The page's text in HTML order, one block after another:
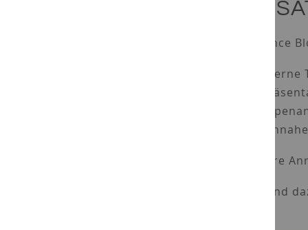
Elegance
•
•
•
•
Weitere
Passend